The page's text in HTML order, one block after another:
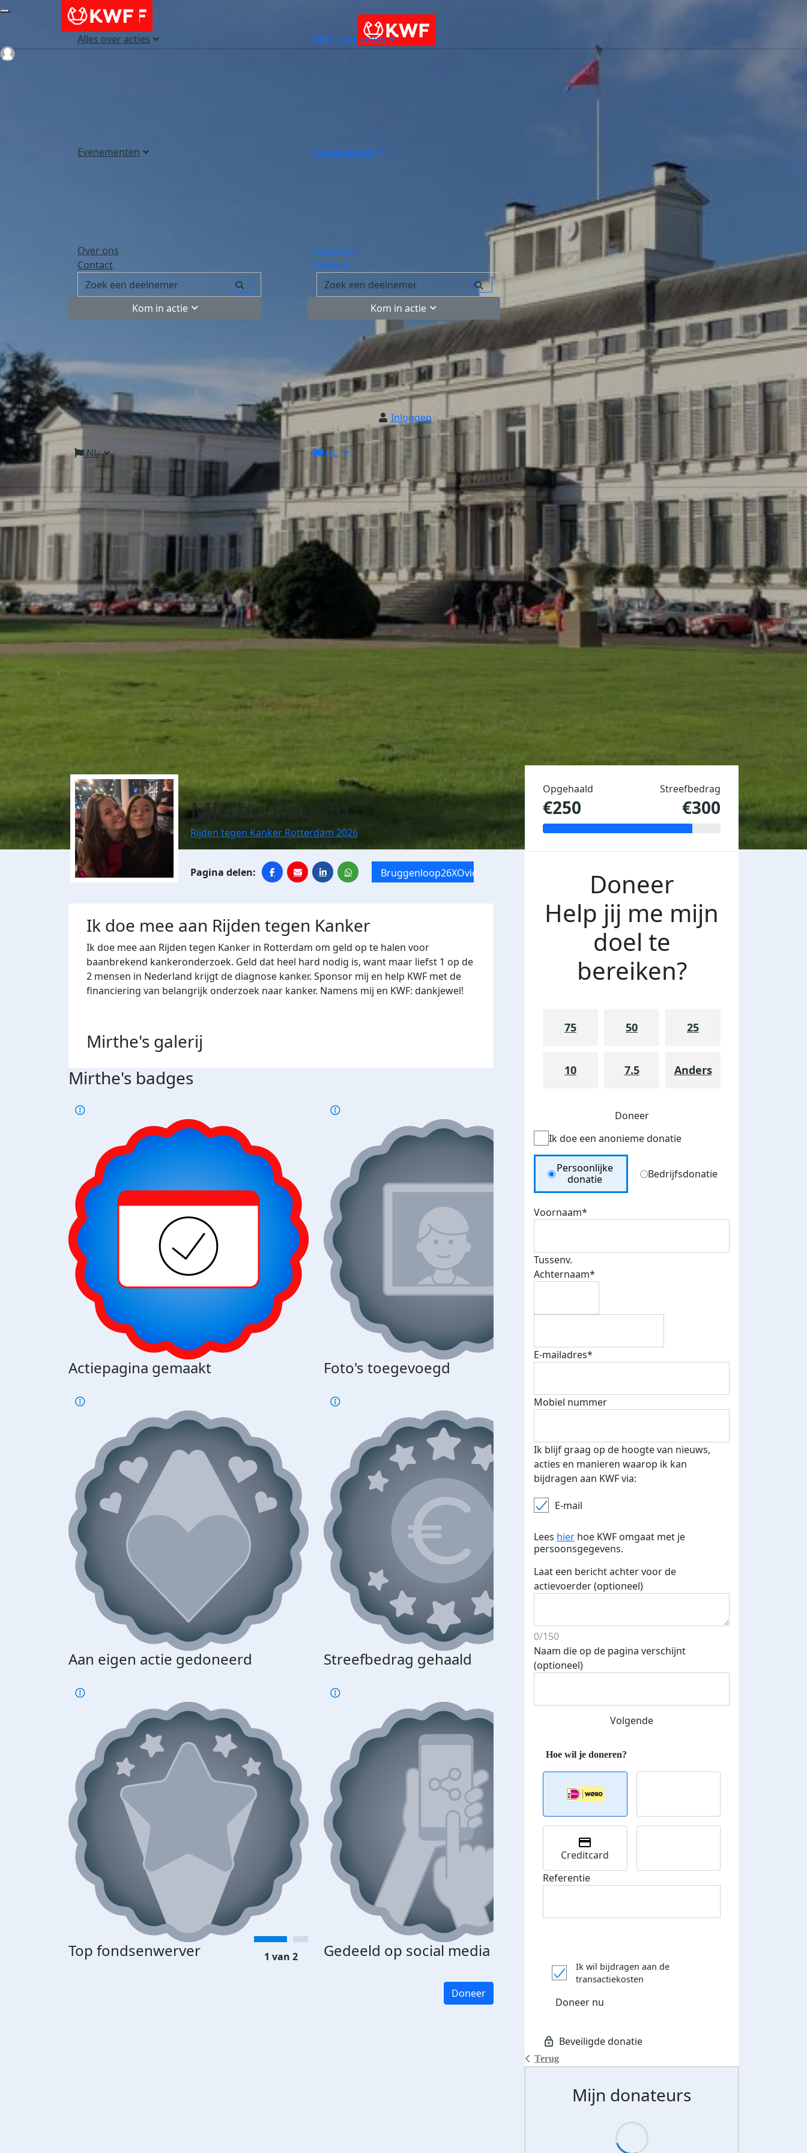
Alles over acties
Evenementen
Over ons
Contact
Kom in actie
Inloggen
NL
Alles over acties
Evenementen
Over ons
Contact
Kom in actie
Inloggen
NL
Mirthe Romijn
Rijden tegen Kanker Rotterdam 2026
Bruggenloop26XOvide
Ik doe mee aan Rijden tegen Kanker
Ik doe mee aan Rijden tegen Kanker in Rotterdam om geld op te halen voor
baanbrekend kankeronderzoek. Geld dat heel hard nodig is, want maar liefst 1 op de
2 mensen in Nederland krijgt de diagnose kanker. Sponsor mij en help KWF met de
financiering van belangrijk onderzoek naar kanker. Namens mij en KWF: dankjewel!
Mirthe's galerij
Mirthe's badges
Actiepagina gemaakt Foto's toegevoegd E-mails verstuurd
Aan eigen actie gedoneerd Streefbedrag gehaald Streefbedrag verhoogd
Top fondsenwerver Gedeeld op social media
Top fondsenwerver
1 van 2
Doneer
Opgehaald
€250
Streefbedrag
€300
Doneer
Help jij me mijn
doel te
bereiken?
75 50 25
10 7.5 Anders
Doneer
Ik doe een anonieme donatie
Donation Type
Persoonlijke
donatie
Bedrijfsdonatie
Voornaam*
Tussenv.
Achternaam*
E-mailadres*
Mobiel nummer
Ik blijf graag op de hoogte van nieuws,
acties en manieren waarop ik kan
bijdragen aan KWF via:
E-mail
Lees hier hoe KWF omgaat met je
persoonsgegevens.
Laat een bericht achter voor de
actievoerder (optioneel)
0/150
Naam die op de pagina verschijnt
(optioneel)
Volgende
Terug
Creditcard
Referentie
Ik wil bijdragen aan de
transactiekosten
Doneer nu
Mijn donateurs